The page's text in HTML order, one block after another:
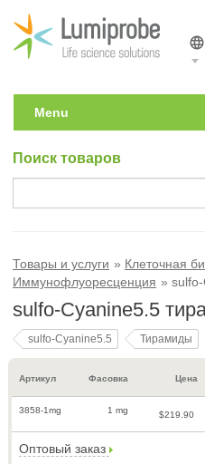
Menu
Поиск товаров
Товары и услуги
Клеточная
Иммунофлуоресценция
sulfo-Cyanine5.5
sulfo-Cyanine5.5 Тирамиды
Артикул Фасовка Цена
3858-1mg 1 mg $219.90
Оптовый заказ